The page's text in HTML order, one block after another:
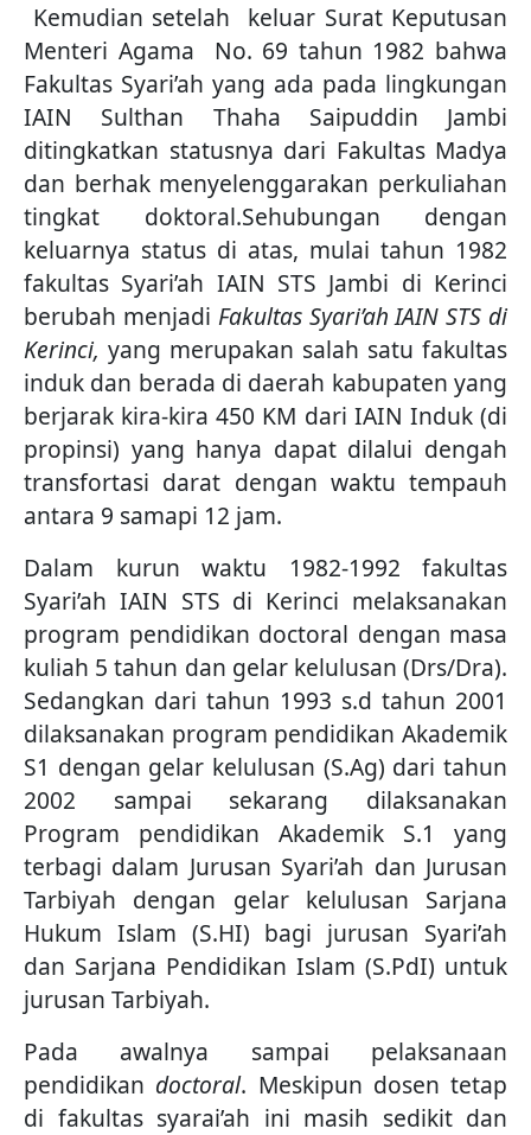
Kemudian setelah keluar Surat Keputusan
Menteri Agama No. 69 tahun 1982 bahwa
Fakultas Syari’ah yang ada pada lingkungan
IAIN Sulthan Thaha Saipuddin Jambi
ditingkatkan statusnya dari Fakultas Madya
dan berhak menyelenggarakan perkuliahan
tingkat doktoral.Sehubungan dengan
keluarnya status di atas, mulai tahun 1982
fakultas Syari’ah IAIN STS Jambi di Kerinci
berubah menjadi Fakultas Syari’ah IAIN STS di
Kerinci, yang merupakan salah satu fakultas
induk dan berada di daerah kabupaten yang
berjarak kira-kira 450 KM dari IAIN Induk (di
propinsi) yang hanya dapat dilalui dengah
transfortasi darat dengan waktu tempauh
antara 9 samapi 12 jam.
Dalam kurun waktu 1982-1992 fakultas
Syari’ah IAIN STS di Kerinci melaksanakan
program pendidikan doctoral dengan masa
kuliah 5 tahun dan gelar kelulusan (Drs/Dra).
Sedangkan dari tahun 1993 s.d tahun 2001
dilaksanakan program pendidikan Akademik
S1 dengan gelar kelulusan (S.Ag) dari tahun
2002 sampai sekarang dilaksanakan
Program pendidikan Akademik S.1 yang
terbagi dalam Jurusan Syari’ah dan Jurusan
Tarbiyah dengan gelar kelulusan Sarjana
Hukum Islam (S.HI) bagi jurusan Syari’ah
dan Sarjana Pendidikan Islam (S.PdI) untuk
jurusan Tarbiyah.
Pada awalnya sampai pelaksanaan
pendidikan doctoral. Meskipun dosen tetap
di fakultas syarai’ah ini masih sedikit dan